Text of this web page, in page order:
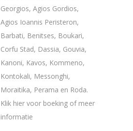
Georgios, Agios Gordios,
Agios Ioannis Peristeron,
Barbati, Benitses, Boukari,
Corfu Stad, Dassia, Gouvia,
Kanoni, Kavos, Kommeno,
Kontokali, Messonghi,
Moraitika, Perama en Roda.
Klik hier voor boeking of meer
informatie